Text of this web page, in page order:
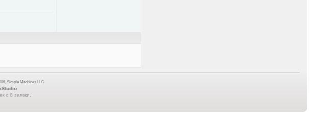
Simple Machines LLC
с 8 заявки.